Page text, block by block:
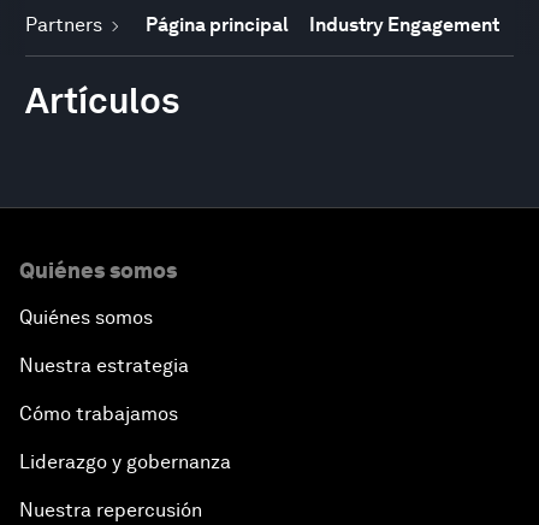
Partners Página principal Industry Engagement
Artículos
Quiénes somos
Quiénes somos
Nuestra estrategia
Cómo trabajamos
Liderazgo y gobernanza
Nuestra repercusión